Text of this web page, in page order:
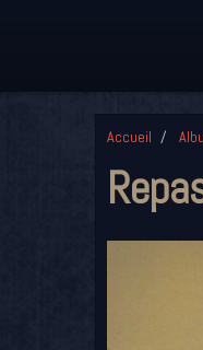
Accueil